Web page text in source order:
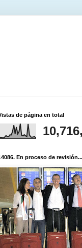
de página en total
En proceso de revisión...